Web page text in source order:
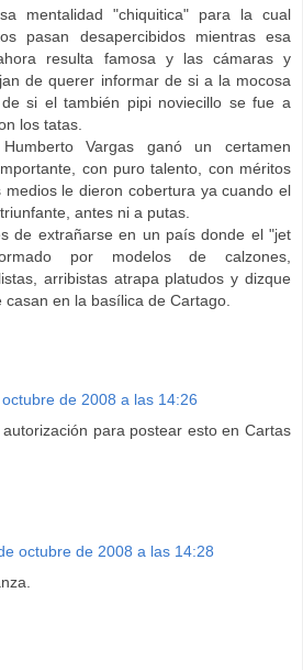
mentalidad "chiquitica" para la cual
pasan desapercibidos mientras esa
resulta famosa y las cámaras y
de querer informar de si a la mocosa
si el también pipi noviecillo se fue a
los tatas.
Vargas ganó un certamen
con puro talento, con méritos
medios le dieron cobertura ya cuando el
antes ni a putas.
de extrañarse en un país donde el "jet
por modelos de calzones,
arribistas atrapa platudos y dizque
casan en la basílica de Cartago.
de 2008 a las 14:26
para postear esto en Cartas
octubre de 2008 a las 14:28